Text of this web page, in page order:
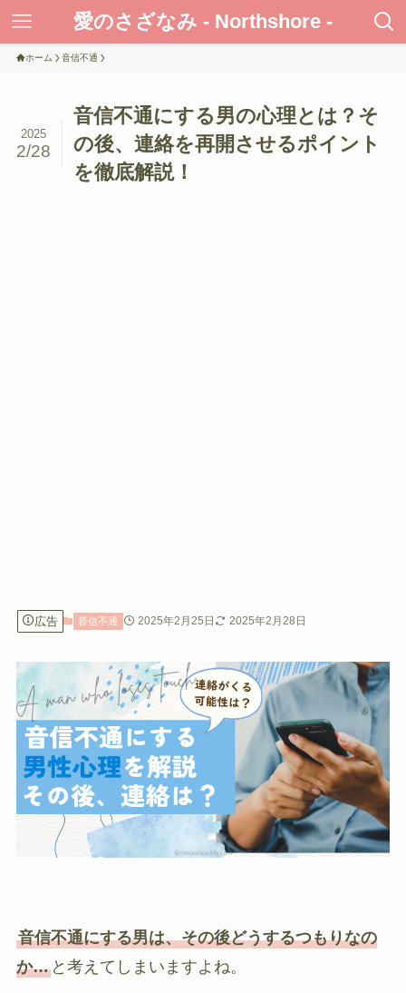
愛のさざなみ - Northshore -
ホーム 音信不通
音信不通にする男の心理とは？そ
の後、連絡を再開させるポイント
を徹底解説！
2025
2/28
広告 音信不通 2025年2月25日 2025年2月28日
音信不通にする男は、その後どうするつもりなの
か…と考えてしまいますよね。